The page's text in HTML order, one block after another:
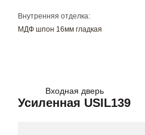
Внутренняя отделка:
МДФ шпон 16мм гладкая
Входная дверь
Усиленная USIL139